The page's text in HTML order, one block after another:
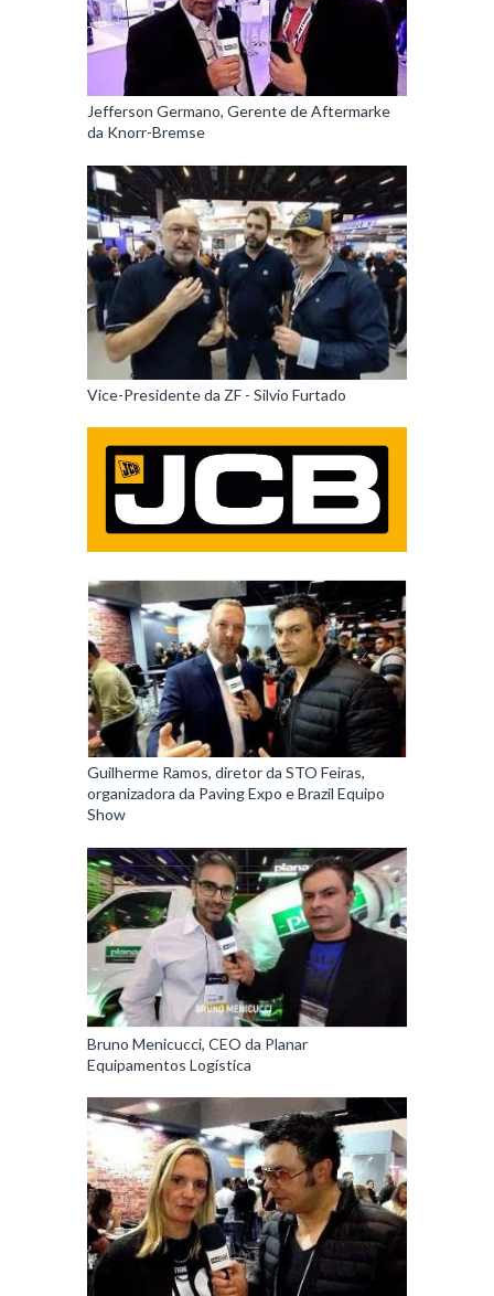
Jefferson Germano, Gerente de Aftermarke
da Knorr-Bremse
Vice-Presidente da ZF - Silvio Furtado
Guilherme Ramos, diretor da STO Feiras,
organizadora da Paving Expo e Brazil Equipo
Show
Bruno Menicucci, CEO da Planar
Equipamentos Logística